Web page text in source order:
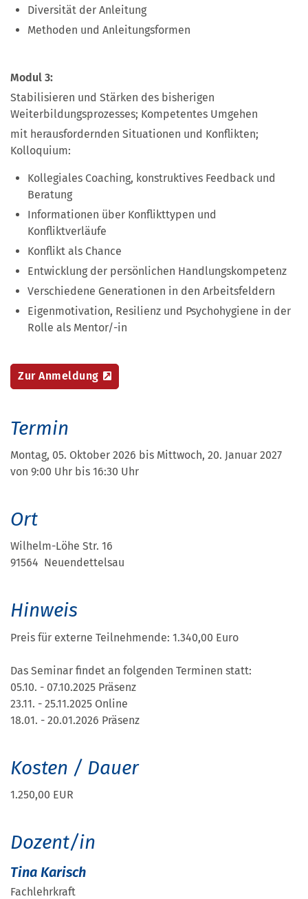
Diversität der Anleitung
Methoden und Anleitungsformen
Modul 3:
Stabilisieren und Stärken des bisherigen
Weiterbildungsprozesses; Kompetentes Umgehen
mit herausfordernden Situationen und Konflikten;
Kolloquium:
Kollegiales Coaching, konstruktives Feedback und
Beratung
Informationen über Konflikttypen und
Konfliktverläufe
Konflikt als Chance
Entwicklung der persönlichen Handlungskompetenz
Verschiedene Generationen in den Arbeitsfeldern
Eigenmotivation, Resilienz und Psychohygiene in der
Rolle als Mentor/-in
Zur Anmeldung
Termin
Montag, 05. Oktober 2026 bis Mittwoch, 20. Januar 2027
von 9:00 Uhr bis 16:30 Uhr
Ort
Wilhelm-Löhe Str. 16
91564 Neuendettelsau
Hinweis
Preis für externe Teilnehmende: 1.340,00 Euro
Das Seminar findet an folgenden Terminen statt:
05.10. - 07.10.2025 Präsenz
23.11. - 25.11.2025 Online
18.01. - 20.01.2026 Präsenz
Kosten / Dauer
1.250,00 EUR
Dozent/in
Tina Karisch
Fachlehrkraft